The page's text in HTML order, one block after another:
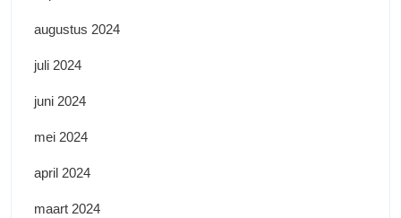
augustus 2024
juli 2024
juni 2024
mei 2024
april 2024
maart 2024